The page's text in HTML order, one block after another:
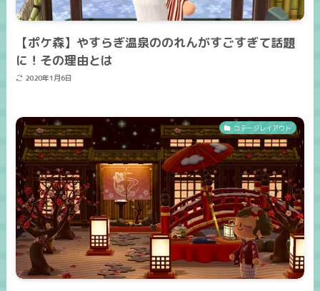
【ポケ森】やすらぎ温泉ののれんがすごすぎて話題
に！その理由とは
2020年1月6日
コテージレイアウト